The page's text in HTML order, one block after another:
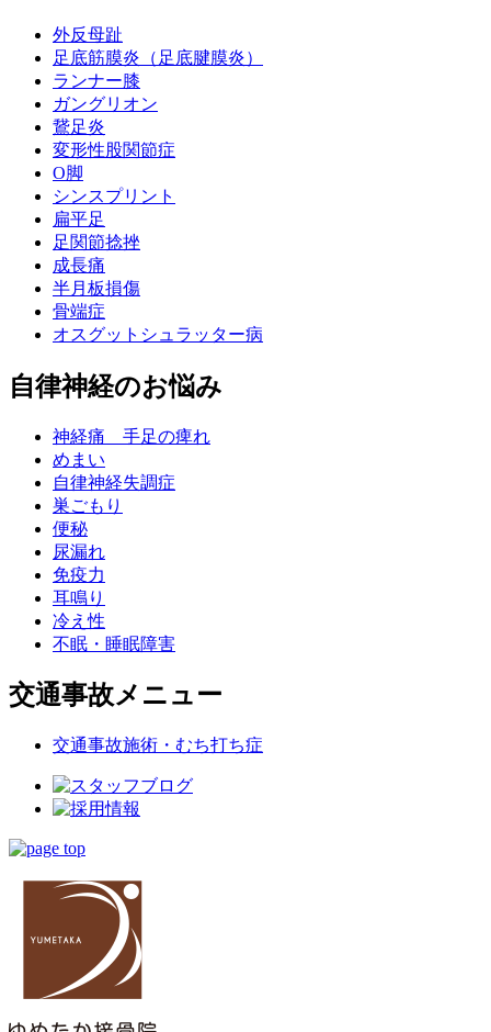
外反母趾
足底筋膜炎（足底腱膜炎）
ランナー膝
ガングリオン
鵞足炎
変形性股関節症
O脚
シンスプリント
扁平足
足関節捻挫
成長痛
半月板損傷
骨端症
オスグットシュラッター病
自律神経のお悩み
神経痛 手足の痺れ
めまい
自律神経失調症
巣ごもり
便秘
尿漏れ
免疫力
耳鳴り
冷え性
不眠・睡眠障害
交通事故メニュー
交通事故施術・むち打ち症